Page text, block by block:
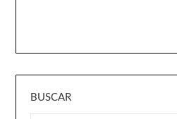
BUSCAR